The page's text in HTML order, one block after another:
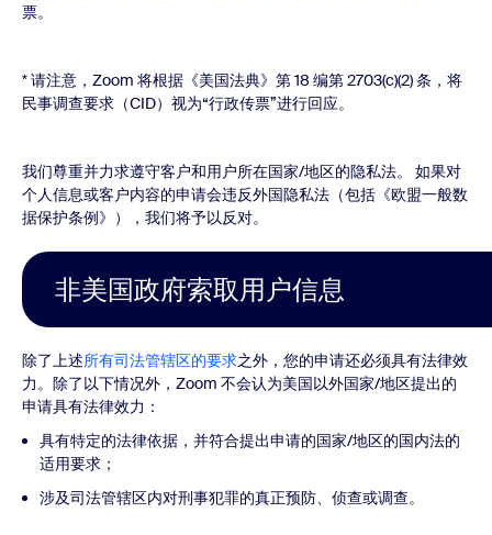
票。
* 请注意，Zoom 将根据《美国法典》第 18 编第 2703(c)(2) 条，将
民事调查要求（CID）视为“行政传票”进行回应。
我们尊重并力求遵守客户和用户所在国家/地区的隐私法。 如果对
个人信息或客户内容的申请会违反外国隐私法（包括《欧盟一般数
据保护条例》），我们将予以反对。
非美国政府索取用户信息
除了上述所有司法管辖区的要求之外，您的申请还必须具有法律效
力。除了以下情况外，Zoom 不会认为美国以外国家/地区提出的
申请具有法律效力：
具有特定的法律依据，并符合提出申请的国家/地区的国内法的
适用要求；
涉及司法管辖区内对刑事犯罪的真正预防、侦查或调查。